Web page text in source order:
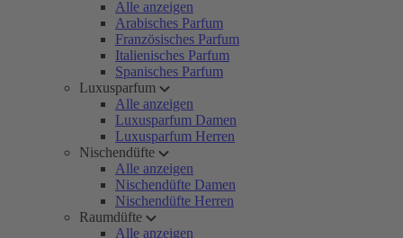
Alle anzeigen
Arabisches Parfum
Französisches Parfum
Italienisches Parfum
Spanisches Parfum
Luxusparfum
Alle anzeigen
Luxusparfum Damen
Luxusparfum Herren
Nischendüfte
Alle anzeigen
Nischendüfte Damen
Nischendüfte Herren
Raumdüfte
Alle anzeigen